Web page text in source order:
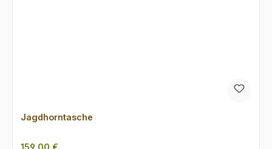
Jagdhorntasche
Regulärer Preis:
159,00 €